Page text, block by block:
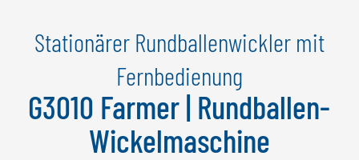
FRANÇAIS
SCHWEIZ
GÖWEIL Schweiz
Stationärer Rundballenwickler mit
Fernbedienung
G3010 Farmer | Rundballen-
Wickelmaschine